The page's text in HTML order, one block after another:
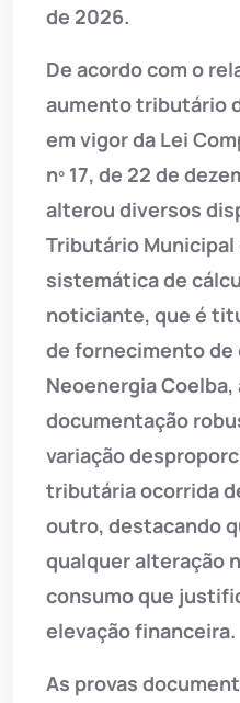
de 2026.
De acordo com o
aumento tributário
em vigor da Lei
nº 17, de 22 de
alterou diversos
Tributário
sistemática de
noticiante, que é
de fornecimento de
Neoenergia
documentação
variação
tributária ocorrida
outro, destacando
qualquer alteração
consumo que
elevação financeira.
As provas